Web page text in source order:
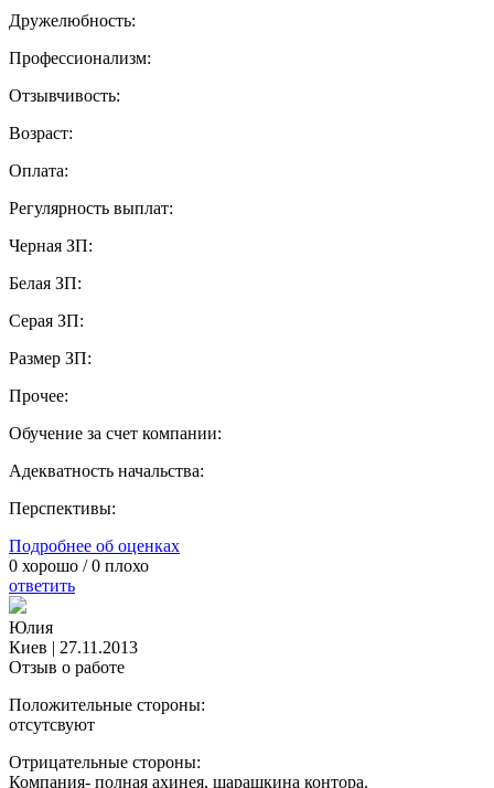
Дружелюбность:
Профессионализм:
Отзывчивость:
Возраст:
Оплата:
Регулярность выплат:
Черная ЗП:
Белая ЗП:
Серая ЗП:
Размер ЗП:
Прочее:
Обучение за счет компании:
Адекватность начальства:
Перспективы:
Подробнее об оценках
0 хорошо /0 плохо
ответить
Юлия
Киев | 27.11.2013
Отзыв о работе
Положительные стороны:
отсутсвуют
Отрицательные стороны:
Компания- полная ахинея, шарашкина контора.